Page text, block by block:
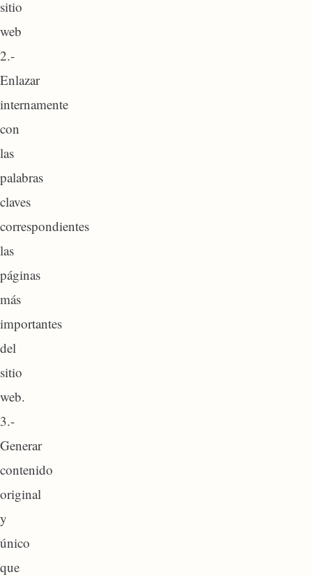
sitio
web
2.-
Enlazar
internamente
con
las
palabras
claves
correspondientes
las
páginas
más
importantes
del
sitio
web.
3.-
Generar
contenido
original
y
único
que